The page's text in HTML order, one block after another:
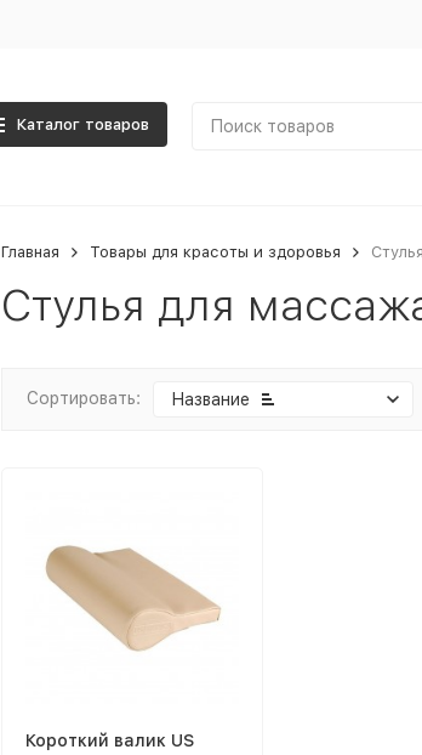
Каталог товаров
Главная Товары для красоты и здоровья
Стулья для
Сортировать: Название
Короткий валик US